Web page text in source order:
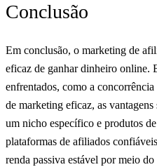
Conclusão
Em conclusão, o marketing de
eficaz de ganhar dinheiro online.
enfrentados, como a concorrência
de marketing eficaz, as
um nicho específico e produtos
plataformas de afiliados
renda passiva estável por meio